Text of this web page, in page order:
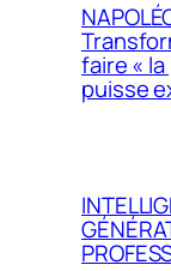
faire «
puisse